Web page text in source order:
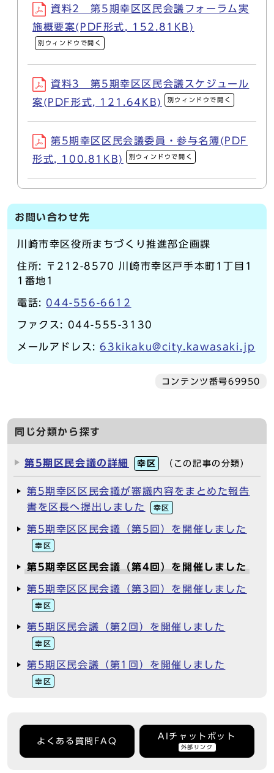
資料2 第5期幸区区民会議フォーラム実
施概要案(PDF形式, 152.81KB)
別ウィンドウで開く
資料3 第5期幸区区民会議スケジュール
案(PDF形式, 121.64KB)
別ウィンドウで開く
第5期幸区区民会議委員・参与名簿(PDF
形式, 100.81KB)
別ウィンドウで開く
お問い合わせ先
川崎市幸区役所まちづくり推進部企画課
住所: 〒212-8570 川崎市幸区戸手本町1丁目1
1番地1
電話: 044-556-6612
ファクス: 044-555-3130
メールアドレス:63kikaku@city.kawasaki.jp
コンテンツ番号69950
同じ分類から探す
第5期区民会議の詳細 幸区 （この記事の分類）
第5期幸区区民会議が審議内容をまとめた報告
書を区長へ提出しました
幸区
第5期幸区区民会議（第5回）を開催しました
幸区
第5期幸区区民会議（第4回）を開催しました
第5期幸区区民会議（第3回）を開催しました
幸区
第5期区民会議（第2回）を開催しました
幸区
第5期区民会議（第1回）を開催しました
幸区
よくある質問FAQ
AIチャットボット
外部リンク